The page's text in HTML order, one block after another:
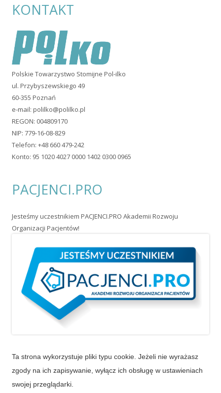
KONTAKT
Polskie Towarzystwo Stomijne Pol-ilko
ul. Przybyszewskiego 49
60-355 Poznań
e-mail: polilko@polilko.pl
REGON: 004809170
NIP: 779-16-08-829
Telefon: +48 660 479-242
Konto: 95 1020 4027 0000 1402 0300 0965
PACJENCI.PRO
Jesteśmy uczestnikiem PACJENCI.PRO Akademii Rozwoju
Organizacji Pacjentów!
Ta strona wykorzystuje pliki typu cookie. Jeżeli nie wyrażasz
zgody na ich zapisywanie, wyłącz ich obsługę w ustawieniach
swojej przeglądarki.